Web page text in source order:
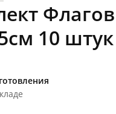
10 штук